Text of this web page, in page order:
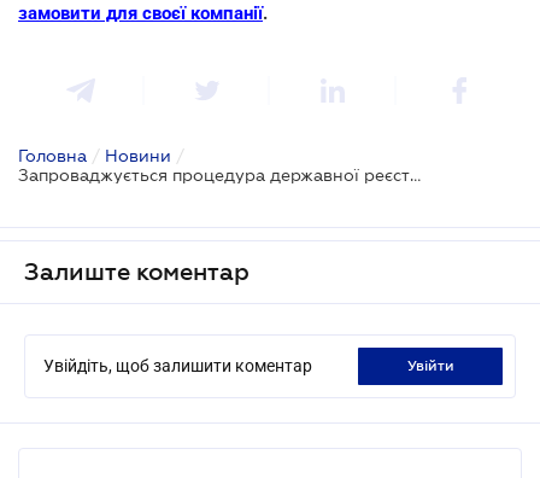
замовити для своєї компанії.
Головна / Новини /
Запроваджується процедура державної реєстрації ГМО
Залиште коментар
Увійдіть, щоб залишити коментар увійти